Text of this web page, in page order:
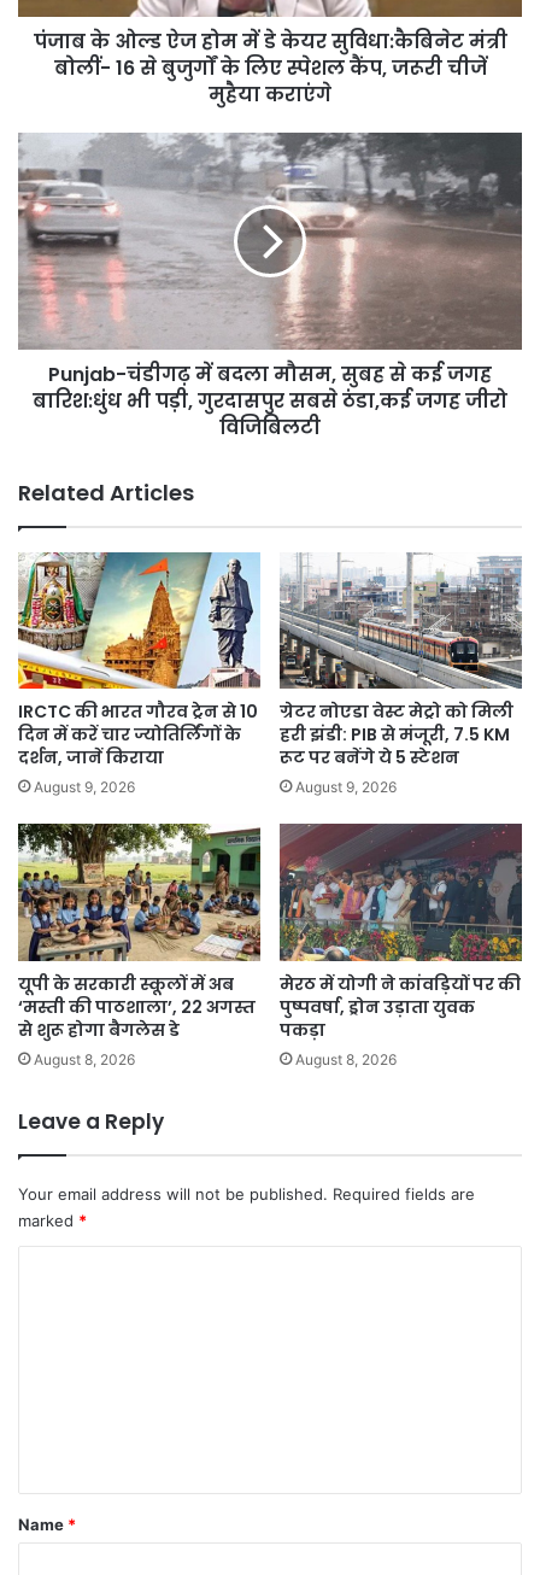
सुविधा:कैबिनेट
मंत्री
बुजुर्गों
के
लिए
स्पेशल
कैंप,
जरूरी
चीजें
कराएंगे
पंजाब के ओल्ड ऐज होम में डे केयर सुविधा:कैबिनेट मंत्री
बोलीं- 16 से बुजुर्गों के लिए स्पेशल कैंप, जरूरी चीजें
मुहैया कराएंगे
Punjab-
चंडीगढ़
में
बदला
मौसम,
सुबह
से
जगह
बारिश:धुंध
ठंडा,कई
जगह
जीरो
विजिबिलटी
Punjab-चंडीगढ़ में बदला मौसम, सुबह से कई जगह
बारिश:धुंध भी पड़ी, गुरदासपुर सबसे ठंडा,कई जगह जीरो
विजिबिलटी
Related Articles
IRCTC की भारत गौरव ट्रेन से 10
दिन में करें चार ज्योतिर्लिंगों के
दर्शन, जानें किराया
August 9, 2026
ग्रेटर नोएडा वेस्ट मेट्रो को मिली
हरी झंडी: PIB से मंजूरी, 7.5 KM
रूट पर बनेंगे ये 5 स्टेशन
August 9, 2026
यूपी के सरकारी स्कूलों में अब
‘मस्ती की पाठशाला’, 22 अगस्त
से शुरू होगा बैगलेस डे
August 8, 2026
मेरठ में योगी ने कांवड़ियों पर की
पुष्पवर्षा, ड्रोन उड़ाता युवक
पकड़ा
August 8, 2026
Leave a Reply
Your email address will not be published. Required fields are
marked *
*
Name *